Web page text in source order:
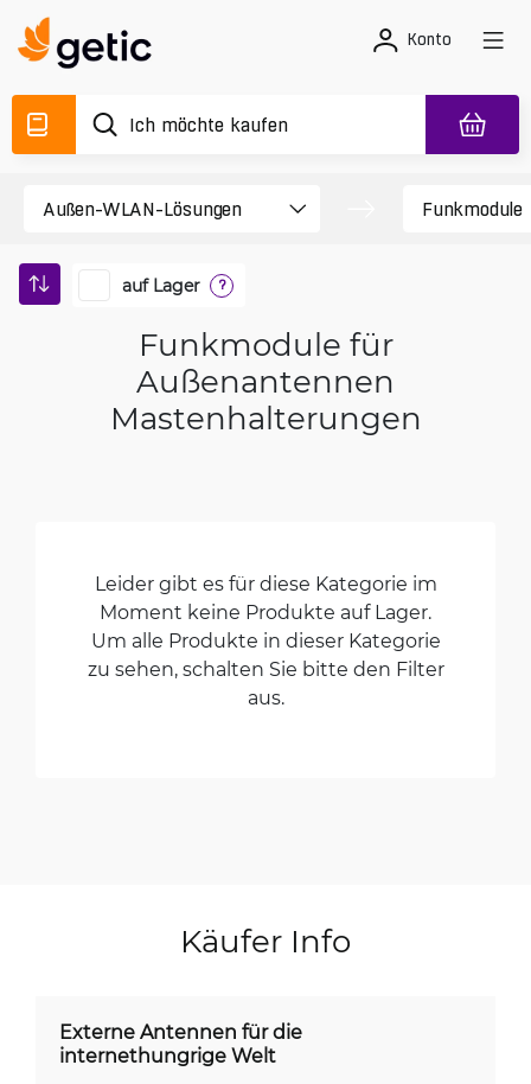
Konto
auf Lager ?
Funkmodule für
Außenantennen
Mastenhalterungen
Leider gibt es für diese Kategorie im
Moment keine Produkte auf Lager.
Um alle Produkte in dieser Kategorie
zu sehen, schalten Sie bitte den Filter
aus.
Käufer Info
Externe Antennen für die
internethungrige Welt